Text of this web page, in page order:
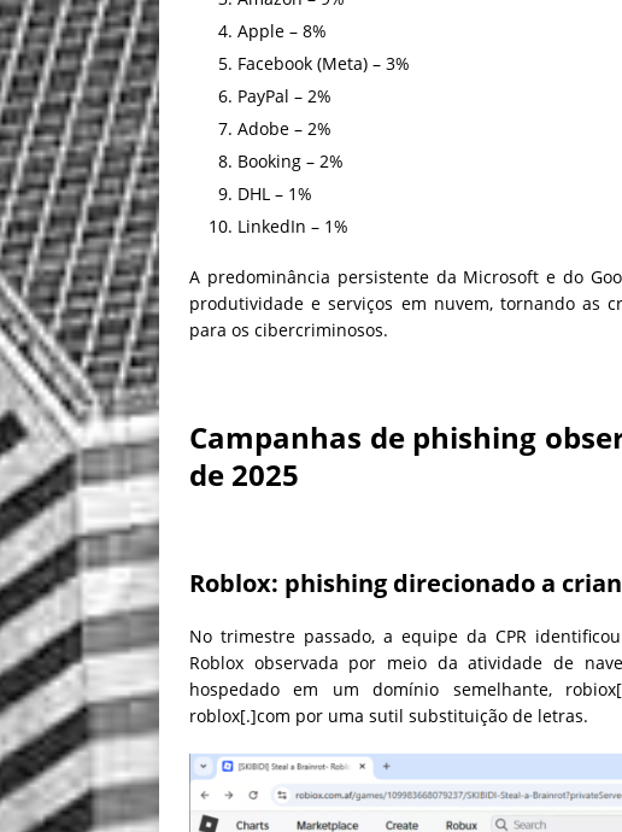
Apple – 8%
Facebook (Meta) – 3%
PayPal – 2%
Adobe – 2%
Booking – 2%
DHL – 1%
LinkedIn – 1%
A predominância persistente da Microsoft e do
produtividade e serviços em nuvem, tornando as
para os cibercriminosos.
Campanhas de phishing
de 2025
Roblox: phishing direcionado a
No trimestre passado, a equipe da CPR
Roblox observada por meio da atividade de
hospedado em um domínio semelhante,
roblox[.]com por uma sutil substituição de letras.